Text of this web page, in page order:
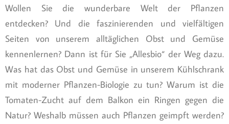
Wollen Sie die wunderbare Welt der Pflanzen
entdecken? Und die faszinierenden und vielfältigen
Seiten von unserem alltäglichen Obst und Gemüse
kennenlernen? Dann ist für Sie „Allesbio“ der Weg dazu.
Was hat das Obst und Gemüse in unserem Kühlschrank
mit moderner Pflanzen-Biologie zu tun? Warum ist die
Tomaten-Zucht auf dem Balkon ein Ringen gegen die
Natur? Weshalb müssen auch Pflanzen geimpft werden?